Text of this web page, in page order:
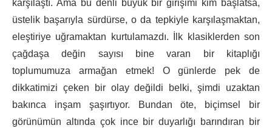
karşılaştı. Ama bu denli büyük bir girişimi kim başlatsa,
üstelik başarıyla sürdürse, o da tepkiyle karşılaşmaktan,
eleştiriye uğramaktan kurtulamazdı. İlk klasiklerden son
çağdaşa değin sayısı bine varan bir kitaplığı
toplumumuza armağan etmek! O günlerde pek de
dikkatimizi çeken bir olay değildi belki, şimdi uzaktan
bakınca inşam şaşırtıyor. Bundan öte, biçimsel bir
görünümün altında çok ince bir duyarlığı barındıran bir